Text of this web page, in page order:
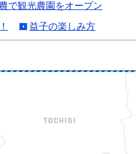
で観光農園をオープン
益子の楽しみ方